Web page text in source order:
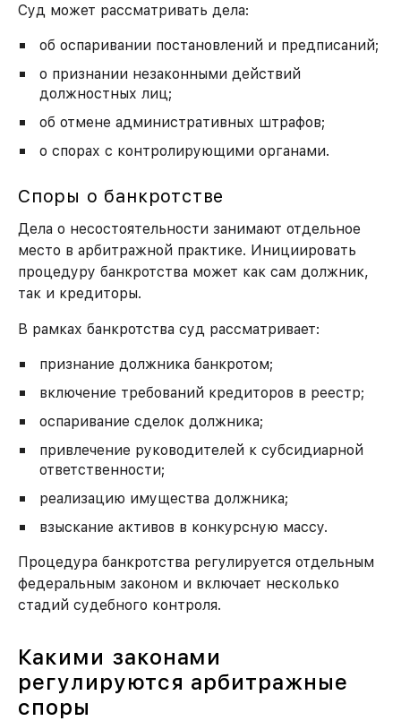
Суд может рассматривать дела:
об оспаривании постановлений и предписаний;
о признании незаконными действий
должностных лиц;
об отмене административных штрафов;
о спорах с контролирующими органами.
Споры о банкротстве
Дела о несостоятельности занимают отдельное
место в арбитражной практике. Инициировать
процедуру банкротства может как сам должник,
так и кредиторы.
В рамках банкротства суд рассматривает:
признание должника банкротом;
включение требований кредиторов в реестр;
оспаривание сделок должника;
привлечение руководителей к субсидиарной
ответственности;
реализацию имущества должника;
взыскание активов в конкурсную массу.
Процедура банкротства регулируется отдельным
федеральным законом и включает несколько
стадий судебного контроля.
Какими законами
регулируются арбитражные
споры